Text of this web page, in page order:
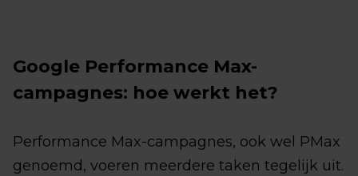
Google Performance Max-
campagnes: hoe werkt het?
Performance Max-campagnes, ook wel PMax
genoemd, voeren meerdere taken tegelijk uit.